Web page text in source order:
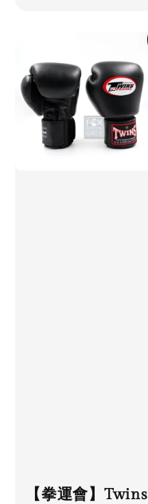
【拳運會】Twins